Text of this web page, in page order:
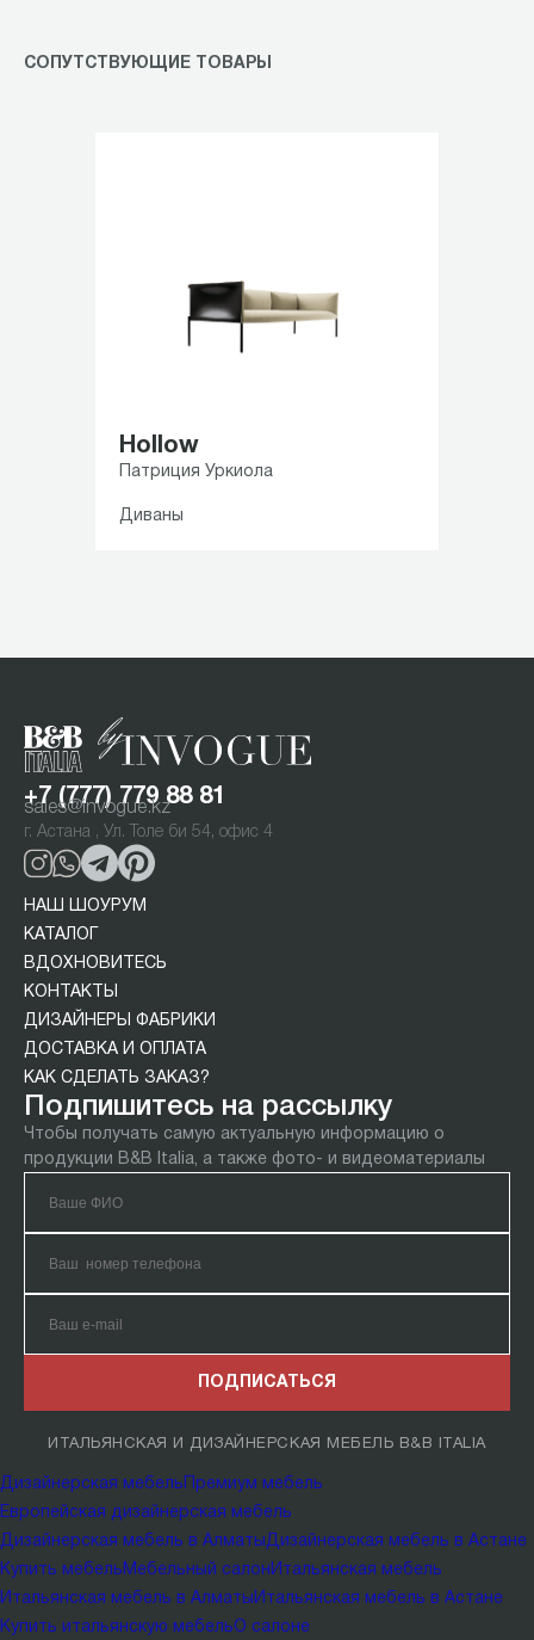
СОПУТСТВУЮЩИЕ ТОВАРЫ
Hollow
Патриция Уркиола
Диваны
+7 (777) 779 88 81
sales@invogue.kz
г. Астана , Ул. Толе би 54, офис 4
НАШ ШОУРУМ
КАТАЛОГ
ВДОХНОВИТЕСЬ
КОНТАКТЫ
ДИЗАЙНЕРЫ ФАБРИКИ
ДОСТАВКА И ОПЛАТА
КАК СДЕЛАТЬ ЗАКАЗ?
Подпишитесь на рассылку
Чтобы получать самую актуальную информацию о
продукции B&B Italia, а также фото- и видеоматериалы
ПОДПИСАТЬСЯ
ИТАЛЬЯНСКАЯ И ДИЗАЙНЕРСКАЯ МЕБЕЛЬ B&B ITALIA
Дизайнерская мебель Премиум мебель
Европейская дизайнерская мебель
Дизайнерская мебель в АлматыДизайнерская мебель в Астане
Купить мебель Мебельный салон Итальянская мебель
Итальянская мебель в Алматы Итальянская мебель в Астане
Купить итальянскую мебельО салоне